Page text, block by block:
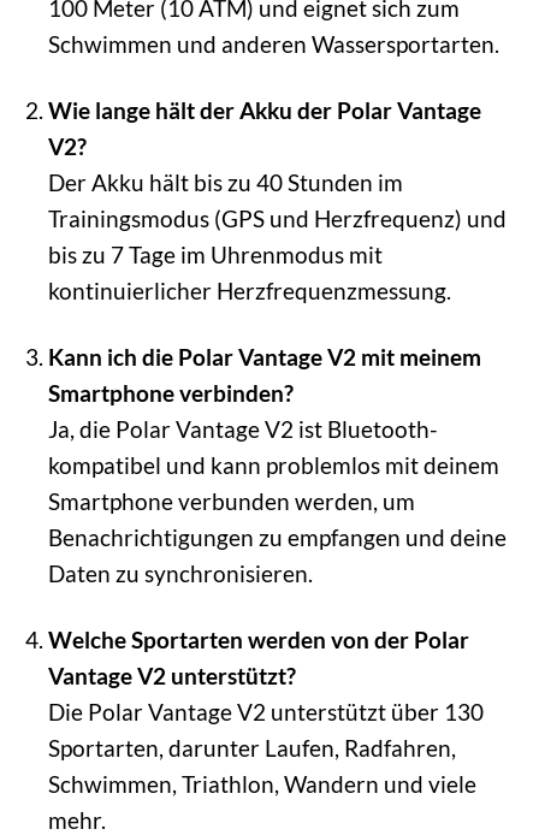
100 Meter (10 ATM) und eignet sich zum
Schwimmen und anderen Wassersportarten.
Wie lange hält der Akku der Polar Vantage
V2?
Der Akku hält bis zu 40 Stunden im
Trainingsmodus (GPS und Herzfrequenz) und
bis zu 7 Tage im Uhrenmodus mit
kontinuierlicher Herzfrequenzmessung.
Kann ich die Polar Vantage V2 mit meinem
Smartphone verbinden?
Ja, die Polar Vantage V2 ist Bluetooth-
kompatibel und kann problemlos mit deinem
Smartphone verbunden werden, um
Benachrichtigungen zu empfangen und deine
Daten zu synchronisieren.
Welche Sportarten werden von der Polar
Vantage V2 unterstützt?
Die Polar Vantage V2 unterstützt über 130
Sportarten, darunter Laufen, Radfahren,
Schwimmen, Triathlon, Wandern und viele
mehr.